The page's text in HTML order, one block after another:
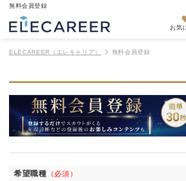
無料会員登録
お気
ELECAREER（エレキャリア） 無料会員登録
希望職種 （必須）